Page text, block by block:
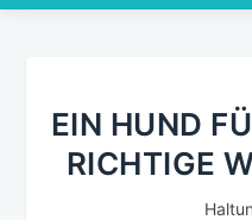
EIN HUND
RICHTIGE